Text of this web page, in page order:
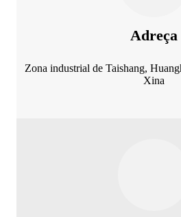
Adreça
Zona industrial de Taishang,
Xina